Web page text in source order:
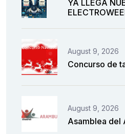
YA LLEGA
August 9, 2026
Concurso de
August 9, 2026
Asamblea del